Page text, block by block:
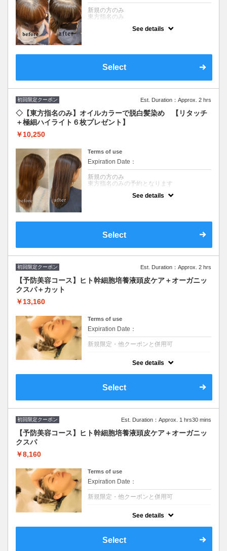
新規の方のみ
東方指名のみ
ジ90％カット☆圧倒的な艶、手触りを体験し
ク）で施術致します♪※全体カラーの場合＋
See details
Select
初回限定クーポン Est. Duration：Approx. 2 hrs
◇【東方指名のみ】オイルカラーで脱白髪染め 【リタッチ
＋極細ハイライト６枚プレゼント】
￥10,250
Terms of use
Expiration Date：
新規の方のみ
東方指名のみの予約となります
ジ90％カット☆圧倒的な艶、手触りを体験し
ク）で施術致します♪※全体カラーの場合＋
See details
Select
初回限定クーポン Est. Duration：Approx. 2 hrs
【予防美容コース】ヒト幹細胞培養液頭皮ケア＋オーガニッ
クスパ＋カット
￥13,160
Terms of use
Expiration Date：
新規限定・他クーポンと併用可
代頭皮トリートメント』とカットとスパのコ
ース。ヒト幹細胞培養液＋アーユルヴェーダ
ハーブ配合で頭皮ケアし毛髪環境の改善。タ
See details
Select
初回限定クーポン Est. Duration：Approx. 1 hrs30 mins
【予防美容コース】ヒト幹細胞培養液頭皮ケア＋オーガニッ
クスパ
￥8,160
Terms of use
Expiration Date：
新規限定・他クーポンと併用可
代頭皮トリートメント』とスパのコース。ヒ
ト幹細胞培養液＋アーユルヴェーダハーブ配
合で頭皮ケアし毛髪環境の改善。ターンオー
See details
Select